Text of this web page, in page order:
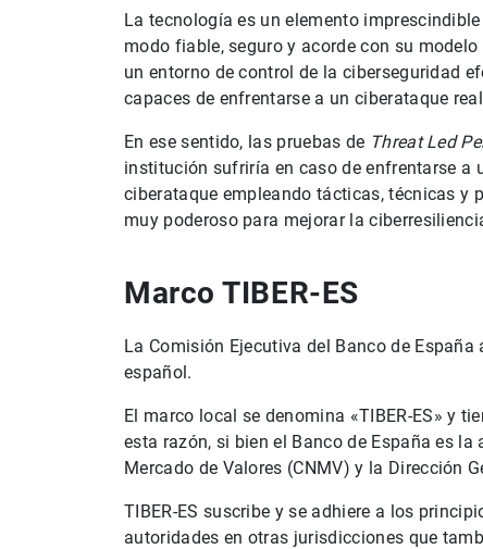
La tecnología es un elemento
modo fiable, seguro y acorde con su
un entorno de control de la ciberseguridad
capaces de enfrentarse a un ciberataque
En ese sentido, las pruebas de Threat Led
institución sufriría en caso de enfrentarse a
ciberataque empleando tácticas, técnicas
muy poderoso para mejorar la
Marco TIBER-ES
La Comisión Ejecutiva del Banco de
español.
El marco local se denomina «TIBER-ES» y
esta razón, si bien el Banco de España es
Mercado de Valores (CNMV) y la Dirección
TIBER-ES suscribe y se adhiere a los
autoridades en otras jurisdicciones que